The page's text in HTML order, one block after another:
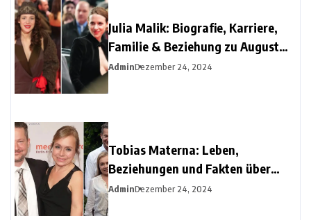
Julia Malik: Biografie, Karriere,
Familie & Beziehung zu August
Diehl
AdminDezember 24, 2024
Tobias Materna: Leben,
Beziehungen und Fakten über
Christine Urspruchs Ex-Ehemann
AdminDezember 24, 2024